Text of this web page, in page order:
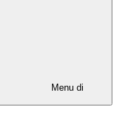
Menu di